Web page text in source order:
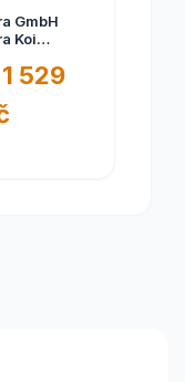
GmbH
Koi
21 l
1 529